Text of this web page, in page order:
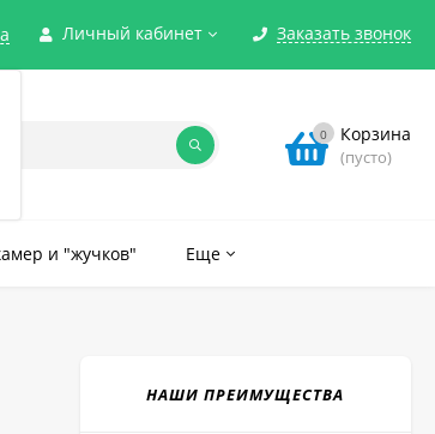
Личный кабинет Заказать звонок
0 Корзина
(пусто)
и "жучков" Еще
НАШИ ПРЕИМУЩЕСТВА